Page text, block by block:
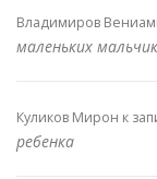
Владимиров
маленьких
Куликов Мирон к
ребенка